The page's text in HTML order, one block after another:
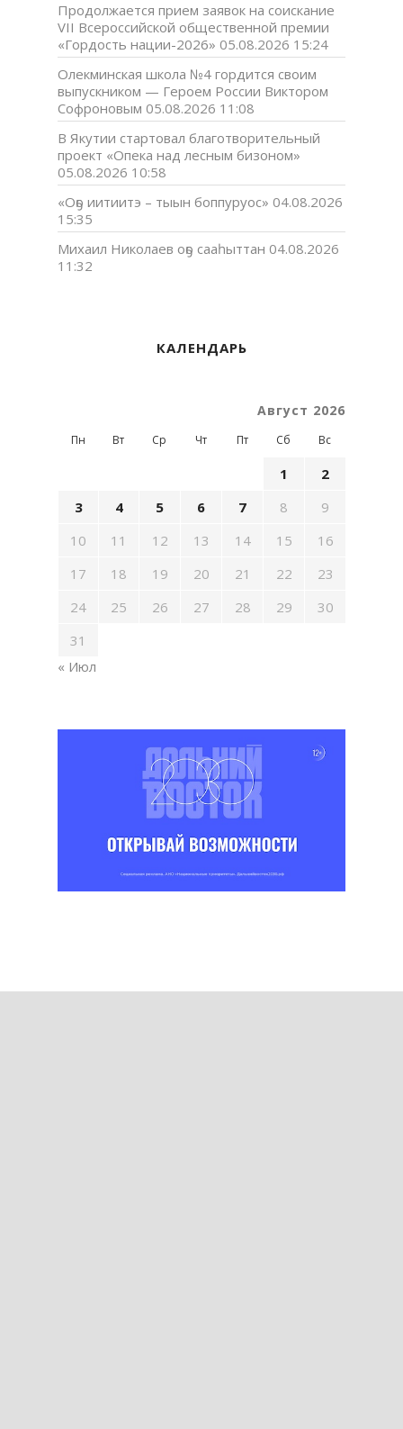
Продолжается прием заявок на соискание
VII Всероссийской общественной премии
«Гордость нации-2026» 05.08.2026 15:24
Олекминская школа №4 гордится своим
выпускником — Героем России Виктором
Софроновым 05.08.2026 11:08
В Якутии стартовал благотворительный
проект «Опека над лесным бизоном»
05.08.2026 10:58
«Оҕо иитиитэ – тыын боппуруос» 04.08.2026
15:35
Михаил Николаев оҕо сааһыттан 04.08.2026
11:32
КАЛЕНДАРЬ
Август 2026
Пн Вт Ср Чт Пт Сб Вс
1
2
3
4 5 6 7 8
9
10
11 12 13 14 15
16
17
18 19 20 21 22
23
24
25 26 27 28 29
30
31
« Июл